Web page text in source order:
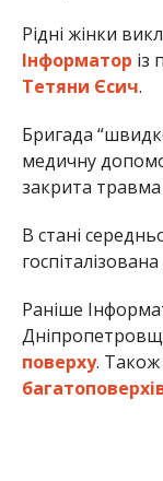
Рідні жінки
Інформатор із
Тетяни Єсич.
Бригада
медичну
закрита травма
В стані
Раніше
поверху.